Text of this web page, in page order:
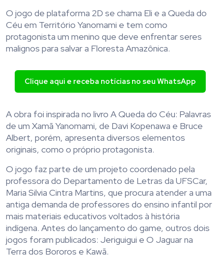
O jogo de plataforma 2D se chama Eli e a Queda do
Céu em Território Yanomami e tem como
protagonista um menino que deve enfrentar seres
malignos para salvar a Floresta Amazônica.
Clique aqui e receba notícias no seu WhatsApp
A obra foi inspirada no livro A Queda do Céu: Palavras
de um Xamã Yanomami, de Davi Kopenawa e Bruce
Albert, porém, apresenta diversos elementos
originais, como o próprio protagonista.
O jogo faz parte de um projeto coordenado pela
professora do Departamento de Letras da UFSCar,
Maria Silvia Cintra Martins, que procura atender a uma
antiga demanda de professores do ensino infantil por
mais materiais educativos voltados à história
indígena. Antes do lançamento do game, outros dois
jogos foram publicados: Jeriguigui e O Jaguar na
Terra dos Bororos e Kawã.